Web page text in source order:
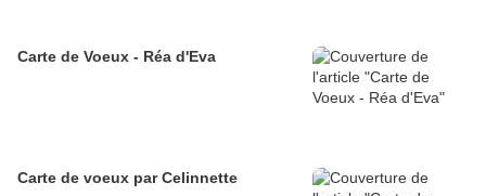
Carte de Voeux - Réa d'Eva
Carte de voeux par Celinnette